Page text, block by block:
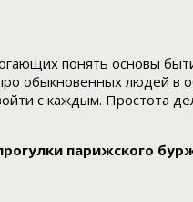
понять основы
обыкновенных людей в
с каждым.
парижского